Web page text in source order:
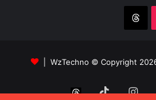
‫TikTok
WzTechno © Copyright
تويتر انستقرام‫TikTok
Threads